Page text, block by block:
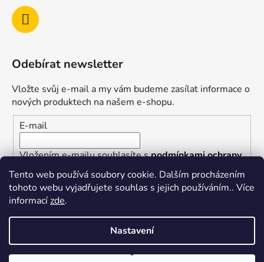
Tento web používá soubory cookie. Dalším procházením
tohoto webu vyjadřujete souhlas s jejich používáním.. Více
informacízde.
Nastavení
Odebírat newsletter
Vložte svůj e-mail a my vám budeme zasílat informace o
nových produktech na našem e-shopu.
E-mail
Vložením e-mailu souhlasíte spodmínkami ochrany
osobních údajů
PŘIHLÁSIT SE
Vytvořil Shoptet